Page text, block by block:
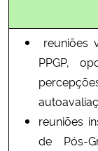
reuniões
PPGP,
reuniões
de Pós-